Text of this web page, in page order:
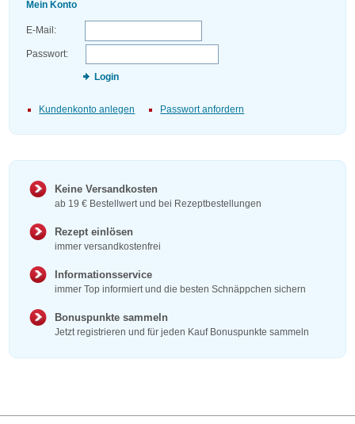
Mein Konto
E-Mail:
Passwort:
Login
Kundenkonto anlegen Passwort anfordern
Keine Versandkosten
ab 19 € Bestellwert und bei Rezeptbestellungen
Rezept einlösen
immer versandkostenfrei
Informationsservice
immer Top informiert und die besten Schnäppchen sichern
Bonuspunkte sammeln
Jetzt registrieren und für jeden Kauf Bonuspunkte sammeln